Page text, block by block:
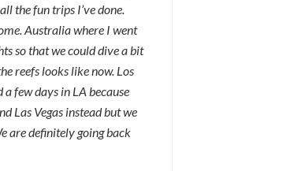
the fun trips I’ve done.
Australia where I went
so that we could dive a bit
reefs looks like now. Los
few days in LA because
Las Vegas instead but we
are definitely going back